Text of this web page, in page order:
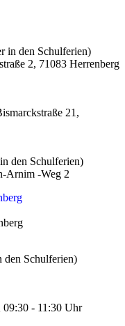
in den Schulferien)
2, 71083 Herrenberg
21,
den Schulferien)
Arnim -Weg 2
den Schulferien)
09:30 - 11:30 Uhr